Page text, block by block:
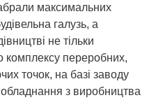
максимальних
галузь, а
не тільки
комплексу переробних,
точок, на базі заводу
з виробництва